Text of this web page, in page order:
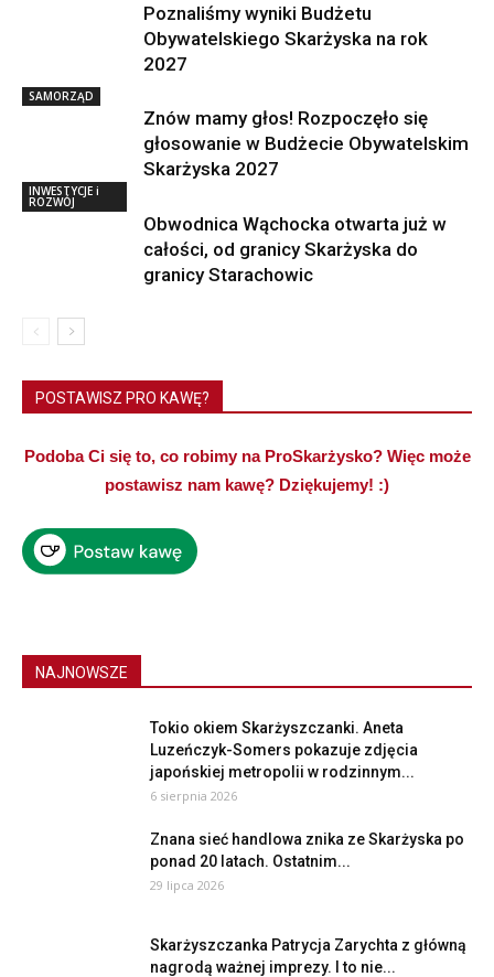
Poznaliśmy wyniki Budżetu
Obywatelskiego Skarżyska na rok
2027
SAMORZĄD
Znów mamy głos! Rozpoczęło się
głosowanie w Budżecie Obywatelskim
Skarżyska 2027
INWESTYCJE i
ROZWÓJ
Obwodnica Wąchocka otwarta już w
całości, od granicy Skarżyska do
granicy Starachowic
POSTAWISZ PRO KAWĘ?
Podoba Ci się to, co robimy na ProSkarżysko? Więc może
postawisz nam kawę? Dziękujemy! :)
NAJNOWSZE
Tokio okiem Skarżyszczanki. Aneta
Luzeńczyk-Somers pokazuje zdjęcia
japońskiej metropolii w rodzinnym...
6 sierpnia 2026
Znana sieć handlowa znika ze Skarżyska po
ponad 20 latach. Ostatnim...
29 lipca 2026
Skarżyszczanka Patrycja Zarychta z główną
nagrodą ważnej imprezy. I to nie...